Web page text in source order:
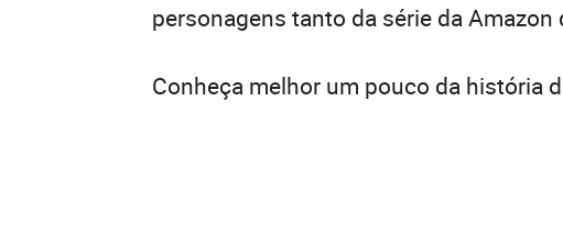
personagens tanto da série da Amazon
Conheça melhor um pouco da história